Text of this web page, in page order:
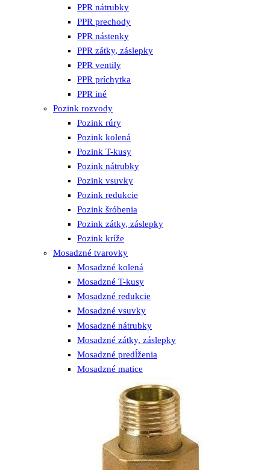
PPR nátrubky
PPR prechody
PPR nástenky
PPR zátky, záslepky
PPR ventily
PPR príchytka
PPR iné
Pozink rozvody
Pozink rúry
Pozink kolená
Pozink T-kusy
Pozink nátrubky
Pozink vsuvky
Pozink redukcie
Pozink šróbenia
Pozink zátky, záslepky
Pozink kríže
Mosadzné tvarovky
Mosadzné kolená
Mosadzné T-kusy
Mosadzné redukcie
Mosadzné vsuvky
Mosadzné nátrubky
Mosadzné zátky, záslepky
Mosadzné predĺženia
Mosadzné matice